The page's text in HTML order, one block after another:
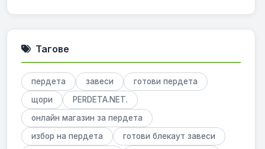
Тагове
пердета завеси
готови пердета
щори
PERDETA.NET.
онлайн магазин за пердета
избор на пердета
готови блекаут завеси